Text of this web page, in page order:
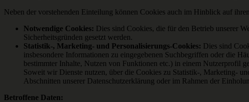
Neben der vorstehenden Einteilung können Cookies auch im Hinblick auf
Notwendige Cookies: Dies sind Cookies, die für den Betrieb unserer
Sicherheitsgründen gesetzt werden.
Statistik-, Marketing- und Personalisierungs-Cookies: Dies sind
insbesondere Informationen zu eingegebenen Suchbegriffen oder die
bestimmter Inhalte, Nutzen von Funktionen etc.) in einem Nutzerprofil
Soweit wir Dienste nutzen, über die Cookies zu Statistik-, Marketing-
Abschnitten unserer Datenschutzerklärung oder im Rahmen der
Betroffene Daten: